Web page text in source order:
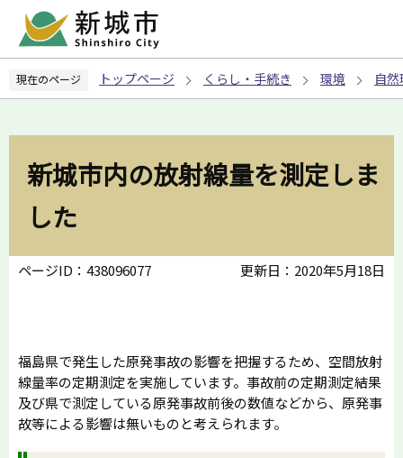
ペ
の
現在のページ トップページ くらし・手続き 環境 自
新城市内の放射線量を測定しま
した
ページID：438096077 更新日：2020年5月18日
福島県で発生した原発事故の影響を把握するため、空間放射
線量率の定期測定を実施しています。事故前の定期測定結果
及び県で測定している原発事故前後の数値などから、原発事
故等による影響は無いものと考えられます。